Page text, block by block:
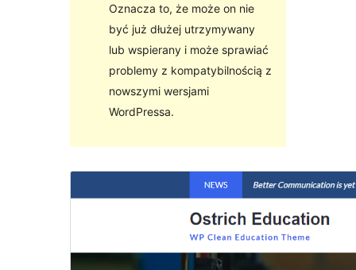
Oznacza to, że może on nie
być już dłużej utrzymywany
lub wspierany i może sprawiać
problemy z kompatybilnością z
nowszymi wersjami
WordPressa.